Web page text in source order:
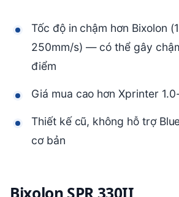
Tốc độ in chậm hơn Bixolon
250mm/s) — có thể gây
điểm
Giá mua cao hơn Xprinter
Thiết kế cũ, không hỗ trợ
cơ bản